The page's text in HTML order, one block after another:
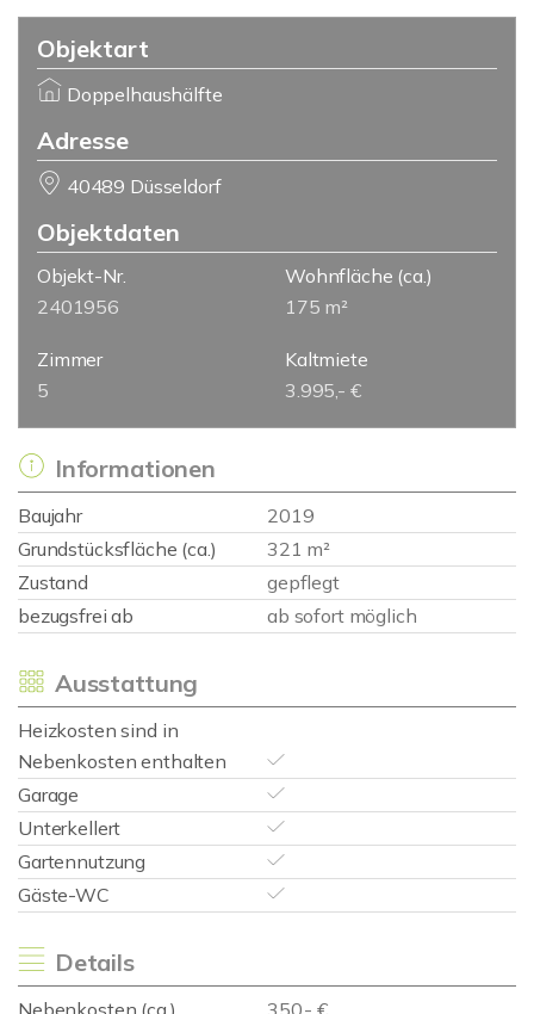
Objektart
Doppelhaushälfte
Adresse
40489 Düsseldorf
Objektdaten
Objekt-Nr.
2401956
Wohnfläche (ca.)
175 m²
Zimmer
5
Kaltmiete
3.995,- €
Informationen
Baujahr
2019
Grundstücksfläche (ca.)
321 m²
Zustand
gepflegt
bezugsfrei ab
ab sofort möglich
Ausstattung
Heizkosten sind in
Nebenkosten enthalten
Garage
Unterkellert
Gartennutzung
Gäste-WC
Details
Nebenkosten (ca.)
350,- €